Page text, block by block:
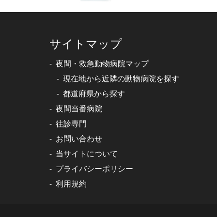
サイトマップ
夜間・救急動物病院マップ
現在地から近隣の動物病院を探す
都道府県から探す
夜間当番病院
往診専門
お問い合わせ
当サイトについて
プライバシーポリシー
利用規約